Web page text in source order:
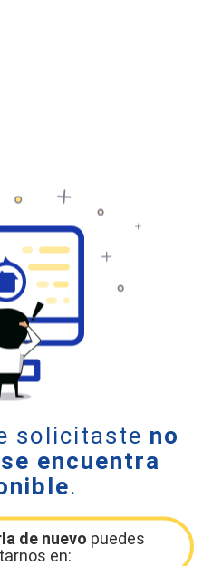
solicitaste no
encuentra
.
de nuevo puedes
en: